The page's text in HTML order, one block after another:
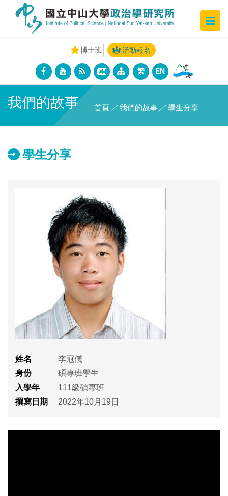
博士班 活動報名
繁 EN
我們的故事 首頁 ／ 我們的故事 ／ 學生分享
學生分享
姓名
李冠儀
身份
碩專班學生
入學年
111級碩專班
撰寫日期
2022年10月19日